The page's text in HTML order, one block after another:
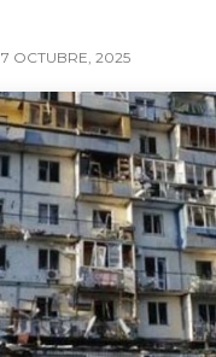
7 OCTUBRE, 2025